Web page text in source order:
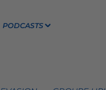
PODCASTS